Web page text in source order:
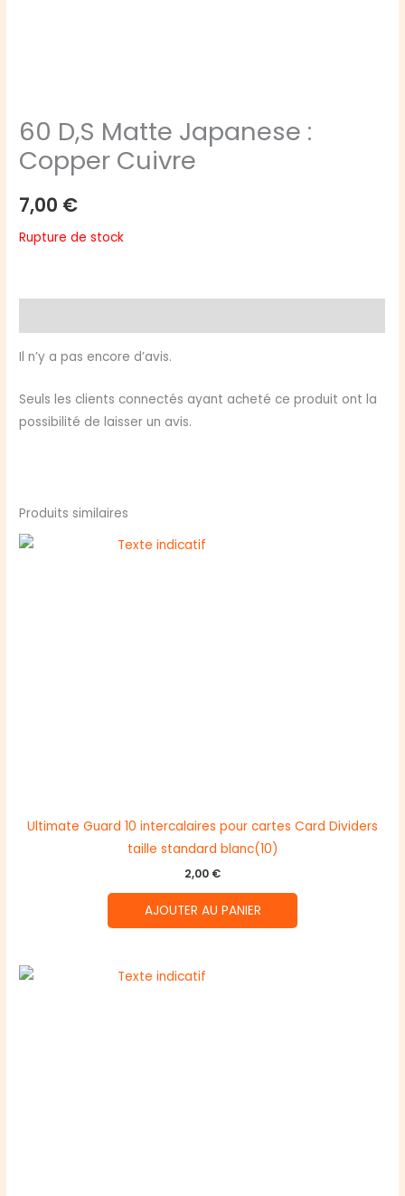
60 D,S Matte Japanese :
Copper Cuivre
7,00 €
Rupture de stock
Il n’y a pas encore d’avis.
Seuls les clients connectés ayant acheté ce produit ont la
possibilité de laisser un avis.
Produits similaires
Ultimate Guard 10 intercalaires pour cartes Card Dividers
taille standard blanc(10)
2,00 €
AJOUTER AU PANIER